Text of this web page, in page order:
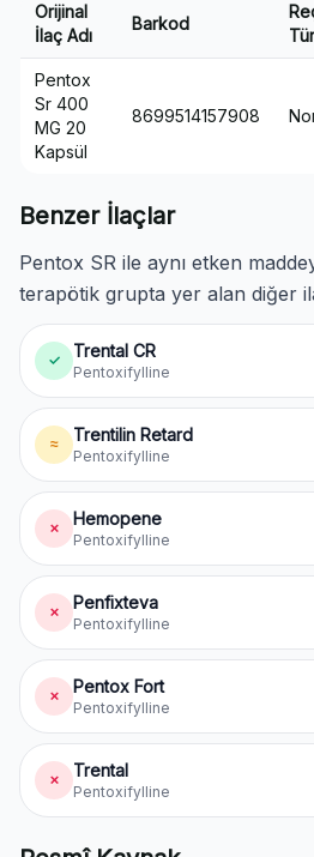
Orijinal
İlaç Adı
Barkod
Pentox
Sr 400
MG 20
Kapsül
8699514157908
Benzer İlaçlar
Pentox SR ile aynı etken
terapötik grupta yer alan diğer
✓ Trental CR
Pentoxifylline
≈ Trentilin Retard
Pentoxifylline
✗ Hemopene
Pentoxifylline
✗ Penfixteva
Pentoxifylline
✗ Pentox Fort
Pentoxifylline
✗ Trental
Pentoxifylline